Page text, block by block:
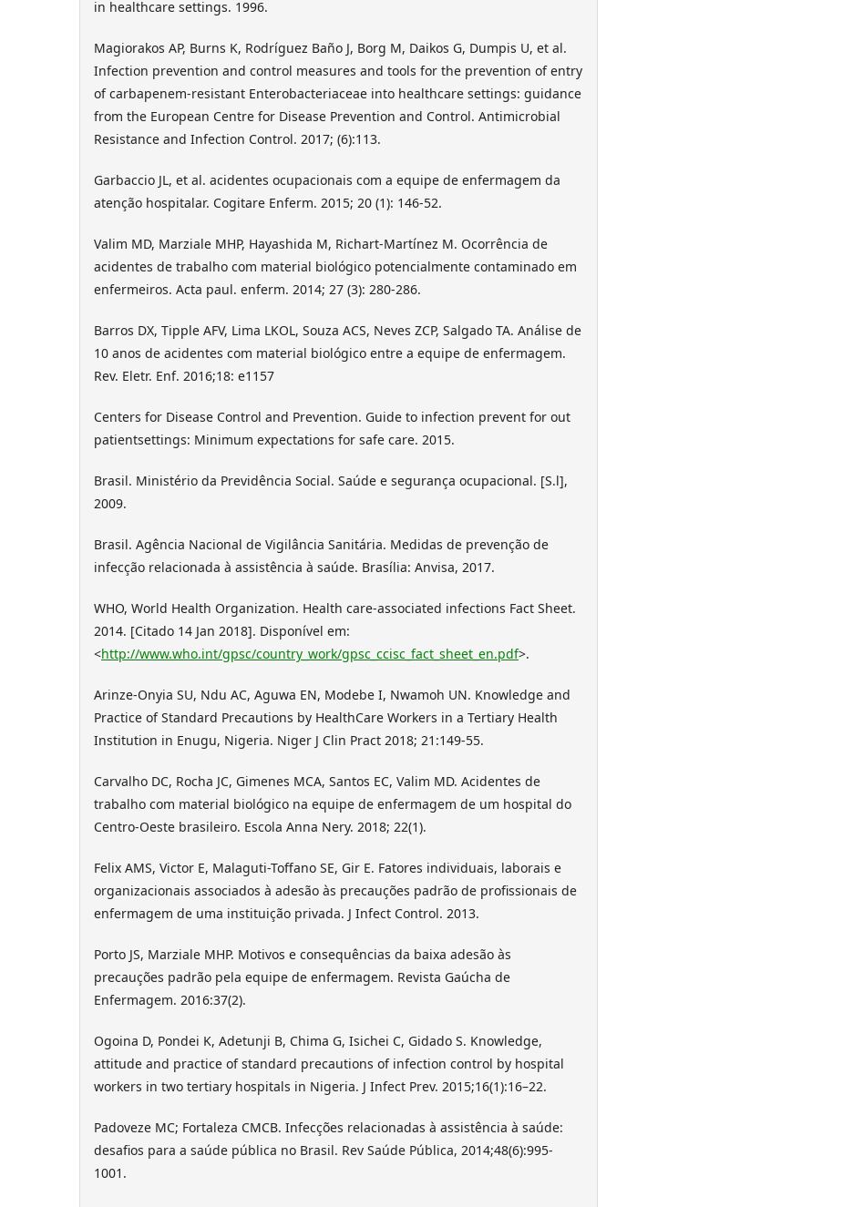
in healthcare settings. 1996.
Magiorakos AP, Burns K, Rodríguez Baño J, Borg M, Daikos G, Dumpis U, et al.
Infection prevention and control measures and tools for the prevention of entry
of carbapenem-resistant Enterobacteriaceae into healthcare settings: guidance
from the European Centre for Disease Prevention and Control. Antimicrobial
Resistance and Infection Control. 2017; (6):113.
Garbaccio JL, et al. acidentes ocupacionais com a equipe de enfermagem da
atenção hospitalar. Cogitare Enferm. 2015; 20 (1): 146-52.
Valim MD, Marziale MHP, Hayashida M, Richart-Martínez M. Ocorrência de
acidentes de trabalho com material biológico potencialmente contaminado em
enfermeiros. Acta paul. enferm. 2014; 27 (3): 280-286.
Barros DX, Tipple AFV, Lima LKOL, Souza ACS, Neves ZCP, Salgado TA. Análise de
10 anos de acidentes com material biológico entre a equipe de enfermagem.
Rev. Eletr. Enf. 2016;18: e1157
Centers for Disease Control and Prevention. Guide to infection prevent for out
patientsettings: Minimum expectations for safe care. 2015.
Brasil. Ministério da Previdência Social. Saúde e segurança ocupacional. [S.l],
2009.
Brasil. Agência Nacional de Vigilância Sanitária. Medidas de prevenção de
infecção relacionada à assistência à saúde. Brasília: Anvisa, 2017.
WHO, World Health Organization. Health care-associated infections Fact Sheet.
2014. [Citado 14 Jan 2018]. Disponível em:
<http://www.who.int/gpsc/country_work/gpsc_ccisc_fact_sheet_en.pdf>.
Arinze-Onyia SU, Ndu AC, Aguwa EN, Modebe I, Nwamoh UN. Knowledge and
Practice of Standard Precautions by HealthCare Workers in a Tertiary Health
Institution in Enugu, Nigeria. Niger J Clin Pract 2018; 21:149-55.
Carvalho DC, Rocha JC, Gimenes MCA, Santos EC, Valim MD. Acidentes de
trabalho com material biológico na equipe de enfermagem de um hospital do
Centro-Oeste brasileiro. Escola Anna Nery. 2018; 22(1).
Felix AMS, Victor E, Malaguti-Toffano SE, Gir E. Fatores individuais, laborais e
organizacionais associados à adesão às precauções padrão de profissionais de
enfermagem de uma instituição privada. J Infect Control. 2013.
Porto JS, Marziale MHP. Motivos e consequências da baixa adesão às
precauções padrão pela equipe de enfermagem. Revista Gaúcha de
Enfermagem. 2016:37(2).
Ogoina D, Pondei K, Adetunji B, Chima G, Isichei C, Gidado S. Knowledge,
attitude and practice of standard precautions of infection control by hospital
workers in two tertiary hospitals in Nigeria. J Infect Prev. 2015;16(1):16–22.
Padoveze MC; Fortaleza CMCB. Infecções relacionadas à assistência à saúde:
desafios para a saúde pública no Brasil. Rev Saúde Pública, 2014;48(6):995-
1001.